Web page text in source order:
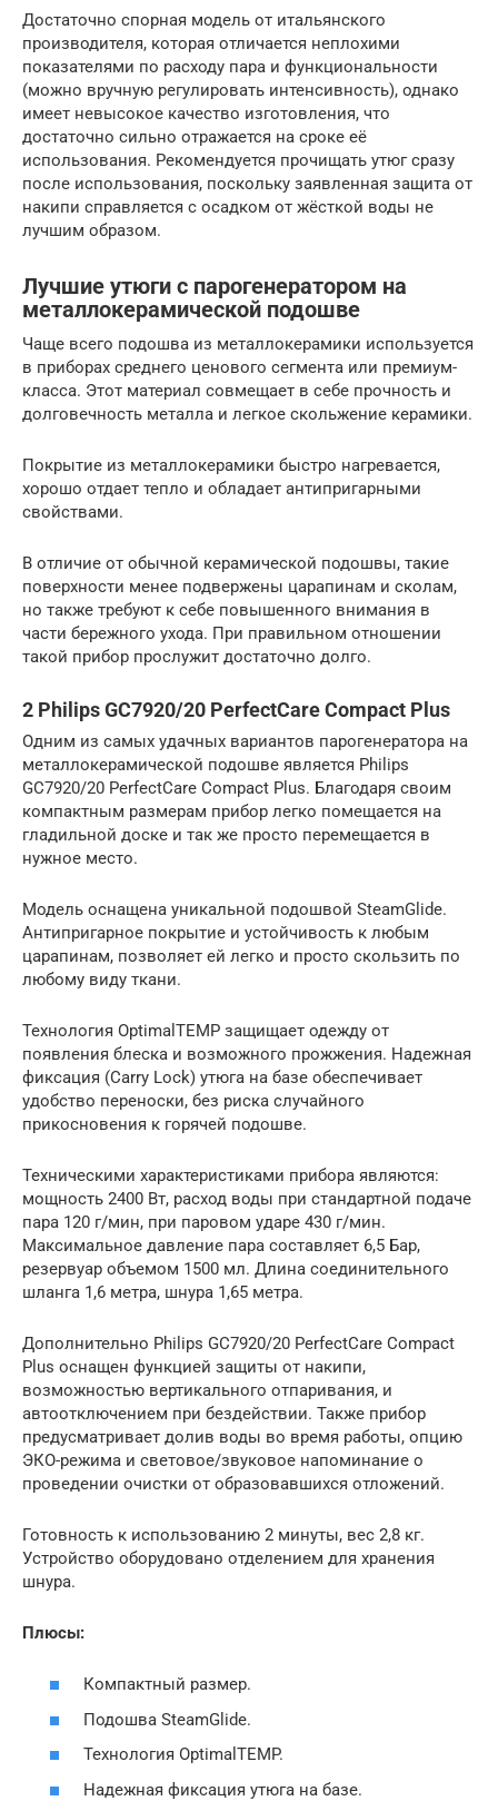
Достаточно спорная модель от итальянского
производителя, которая отличается неплохими
показателями по расходу пара и функциональности
(можно вручную регулировать интенсивность), однако
имеет невысокое качество изготовления, что
достаточно сильно отражается на сроке её
использования. Рекомендуется прочищать утюг сразу
после использования, поскольку заявленная защита от
накипи справляется с осадком от жёсткой воды не
лучшим образом.
Лучшие утюги с парогенератором на
металлокерамической подошве
Чаще всего подошва из металлокерамики используется
в приборах среднего ценового сегмента или премиум-
класса. Этот материал совмещает в себе прочность и
долговечность металла и легкое скольжение керамики.
Покрытие из металлокерамики быстро нагревается,
хорошо отдает тепло и обладает антипригарными
свойствами.
В отличие от обычной керамической подошвы, такие
поверхности менее подвержены царапинам и сколам,
но также требуют к себе повышенного внимания в
части бережного ухода. При правильном отношении
такой прибор прослужит достаточно долго.
2 Philips GC7920/20 PerfectCare Compact Plus
Одним из самых удачных вариантов парогенератора на
металлокерамической подошве является Philips
GC7920/20 PerfectCare Compact Plus. Благодаря своим
компактным размерам прибор легко помещается на
гладильной доске и так же просто перемещается в
нужное место.
Модель оснащена уникальной подошвой SteamGlide.
Антипригарное покрытие и устойчивость к любым
царапинам, позволяет ей легко и просто скользить по
любому виду ткани.
Технология OptimalTEMP защищает одежду от
появления блеска и возможного прожжения. Надежная
фиксация (Carry Lock) утюга на базе обеспечивает
удобство переноски, без риска случайного
прикосновения к горячей подошве.
Техническими характеристиками прибора являются:
мощность 2400 Вт, расход воды при стандартной подаче
пара 120 г/мин, при паровом ударе 430 г/мин.
Максимальное давление пара составляет 6,5 Бар,
резервуар объемом 1500 мл. Длина соединительного
шланга 1,6 метра, шнура 1,65 метра.
Дополнительно Philips GC7920/20 PerfectCare Compact
Plus оснащен функцией защиты от накипи,
возможностью вертикального отпаривания, и
автоотключением при бездействии. Также прибор
предусматривает долив воды во время работы, опцию
ЭКО-режима и световое/звуковое напоминание о
проведении очистки от образовавшихся отложений.
Готовность к использованию 2 минуты, вес 2,8 кг.
Устройство оборудовано отделением для хранения
шнура.
Плюсы:
Компактный размер.
Подошва SteamGlide.
Технология OptimalTEMP.
Надежная фиксация утюга на базе.